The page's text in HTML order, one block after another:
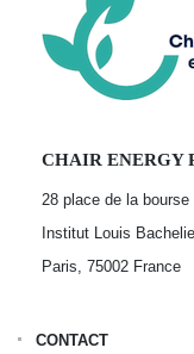
CHAIR ENERGY
28 place de la bourse
Institut Louis
Paris, 75002 France
CONTACT